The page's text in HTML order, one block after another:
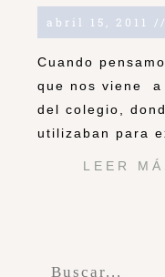
abril 15, 2011
Cuando
que nos viene a
del colegio,
utilizaban para
LEER